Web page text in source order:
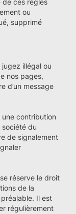
de ces règles
ou
supprimé
illégal ou
nos pages,
d’un message
contribution
du
de signalement
réserve le droit
de la
Il est
régulièrement